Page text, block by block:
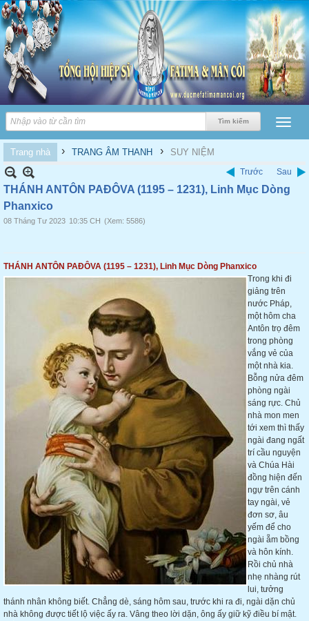
Trang nhà › TRANG ÂM THANH › SUY NIỆM
Trước Sau
THÁNH ANTÔN PAĐÔVA (1195 – 1231), Linh Mục Dòng
Phanxico
08 Tháng Tư 2023 10:35 CH (Xem: 5586)
THÁNH ANTÔN PAĐÔVA (1195 – 1231), Linh Mục Dòng Phanxico
Trong khi đi
giảng trên
nước Pháp,
một hôm cha
Antôn trọ đêm
trong phòng
vắng vẻ của
một nhà kia.
Bỗng nửa đêm
phòng ngài
sáng rực. Chủ
nhà mon men
tới xem thì thấy
ngài đang ngất
trí cầu nguyện
và Chúa Hài
đồng hiện đến
ngự trên cánh
tay ngài, vẻ
đơn sơ, âu
yếm để cho
ngài ẵm bồng
và hôn kính.
Rồi chủ nhà
nhẹ nhàng rút
lui, tưởng
thánh nhân không biết. Chẳng dè, sáng hôm sau, trước khi ra đi, ngài dặn chủ
nhà không được tiết lộ việc ấy ra. Vâng theo lời dặn, ông ấy giữ kỹ điều bí mật.